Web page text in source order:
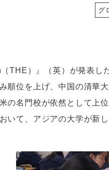
グ
（THE ）』（英）が発表し
順位を上げ、中国の清華
の名門校が依然として上
いて、アジアの大学が新